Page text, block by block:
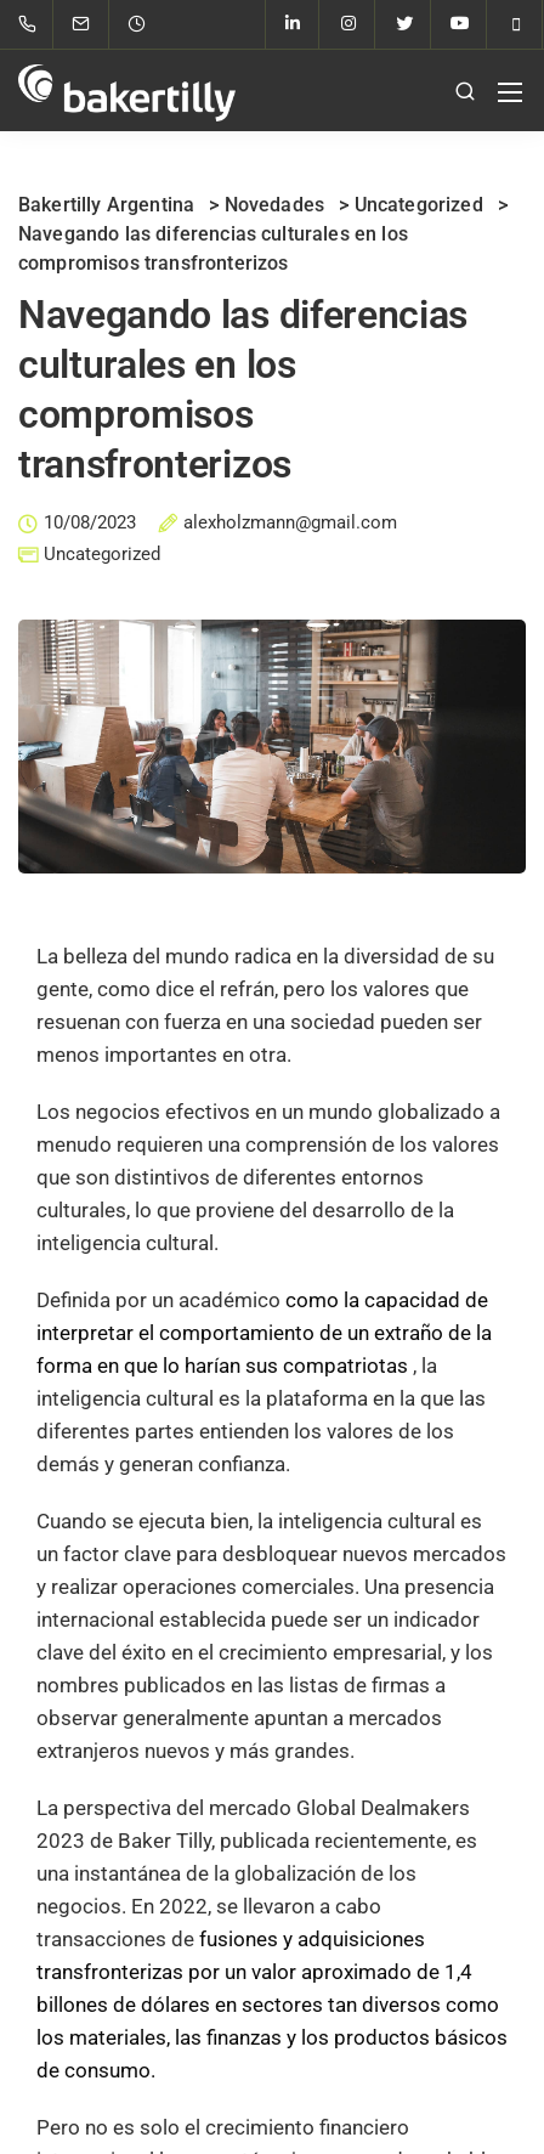
Bakertilly Argentina > Novedades > Uncategorized
>
Navegando las diferencias culturales en los
compromisos transfronterizos
Navegando las diferencias
culturales en los
compromisos
transfronterizos
10/08/2023
alexholzmann@gmail.com
Uncategorized
La belleza del mundo radica en la diversidad de su
gente, como dice el refrán, pero los valores que
resuenan con fuerza en una sociedad pueden ser
menos importantes en otra.
Los negocios efectivos en un mundo globalizado a
menudo requieren una comprensión de los valores
que son distintivos de diferentes entornos
culturales, lo que proviene del desarrollo de la
inteligencia cultural.
Definida por un académico como la capacidad de
interpretar el comportamiento de un extraño de la
forma en que lo harían sus compatriotas , la
inteligencia cultural es la plataforma en la que las
diferentes partes entienden los valores de los
demás y generan confianza.
Cuando se ejecuta bien, la inteligencia cultural es
un factor clave para desbloquear nuevos mercados
y realizar operaciones comerciales. Una presencia
internacional establecida puede ser un indicador
clave del éxito en el crecimiento empresarial, y los
nombres publicados en las listas de firmas a
observar generalmente apuntan a mercados
extranjeros nuevos y más grandes.
La perspectiva del mercado Global Dealmakers
2023 de Baker Tilly, publicada recientemente, es
una instantánea de la globalización de los
negocios. En 2022, se llevaron a cabo
transacciones de fusiones y adquisiciones
transfronterizas por un valor aproximado de 1,4
billones de dólares en sectores tan diversos como
los materiales, las finanzas y los productos básicos
de consumo.
Pero no es solo el crecimiento financiero